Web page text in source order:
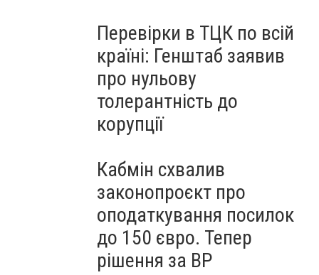
Перевірки в ТЦК по всій
країні: Генштаб заявив
про нульову
толерантність до
корупції
Кабмін схвалив
законопроєкт про
оподаткування посилок
до 150 євро. Тепер
рішення за ВР